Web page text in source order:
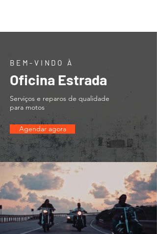
BEM-VINDO À
Oficina Estrada
Serviços e reparos de qualidade
para motos
Agendar agora